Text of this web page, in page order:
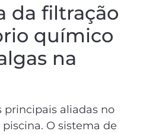
da filtração
químico
na
principais aliadas no
O sistema de